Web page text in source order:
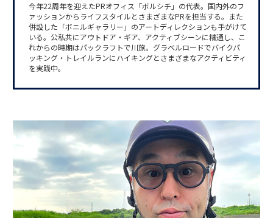
今年22周年を迎えたPRオフィス「ボルシチ」の代表。国内外のフ
ァッションからライフスタイルとさまざまなPRを担当する。また
併設した「ボニルギャラリー」のアートディレクションも手がけて
いる。公私共にアウトドア・ギア、アクティブシーンに精通し、こ
れからの時期はパックラフトで川旅。グラベルロードでバイクパ
ッキング・トレイルランにハイキングとさまざまなアクティビティ
を実践中。